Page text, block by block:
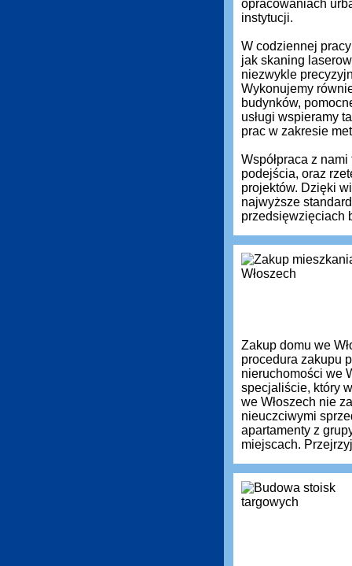
opracowaniach
instytucji.
W codziennej
jak skaning
niezwykle
Wykonujemy
budynków,
usługi wspieramy
prac w zakresie
Współpraca z
podejścia, oraz
projektów. Dzięki
najwyższe
przedsięwzięciach
Zakup domu we
procedura zakupu
nieruchomości we
specjaliście, który
we Włoszech nie
nieuczciwymi
apartamenty z
miejscach.